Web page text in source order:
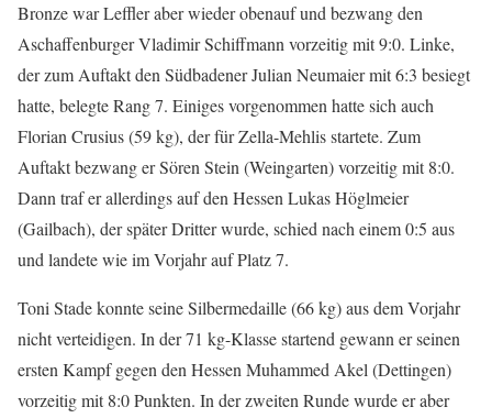
Bronze war Leffler aber wieder obenauf und bezwang den
Aschaffenburger Vladimir Schiffmann vorzeitig mit 9:0. Linke,
der zum Auftakt den Südbadener Julian Neumaier mit 6:3 besiegt
hatte, belegte Rang 7. Einiges vorgenommen hatte sich auch
Florian Crusius (59 kg), der für Zella-Mehlis startete. Zum
Auftakt bezwang er Sören Stein (Weingarten) vorzeitig mit 8:0.
Dann traf er allerdings auf den Hessen Lukas Höglmeier
(Gailbach), der später Dritter wurde, schied nach einem 0:5 aus
und landete wie im Vorjahr auf Platz 7.
Toni Stade konnte seine Silbermedaille (66 kg) aus dem Vorjahr
nicht verteidigen. In der 71 kg-Klasse startend gewann er seinen
ersten Kampf gegen den Hessen Muhammed Akel (Dettingen)
vorzeitig mit 8:0 Punkten. In der zweiten Runde wurde er aber